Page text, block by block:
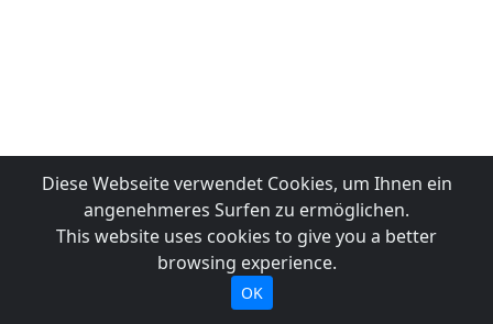
Diese Webseite verwendet Cookies, um Ihnen ein
angenehmeres Surfen zu ermöglichen.
This website uses cookies to give you a better
browsing experience.
OK